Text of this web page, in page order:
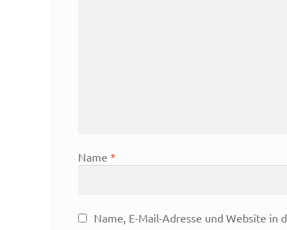
Name *
Name, E-Mail-Adresse und Website in